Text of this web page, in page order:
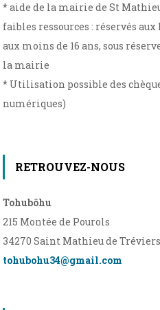
* aide de la mairie de St
faibles ressources : réservés
aux moins de 16 ans, sous
la mairie
* Utilisation possible des
numériques)
RETROUVEZ-NOUS
Tohubôhu
215 Montée de Pourols
34270 Saint Mathieu de Tréviers
tohubohu34@gmail.com